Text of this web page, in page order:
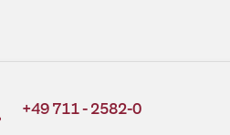
+49 711 - 2582-0